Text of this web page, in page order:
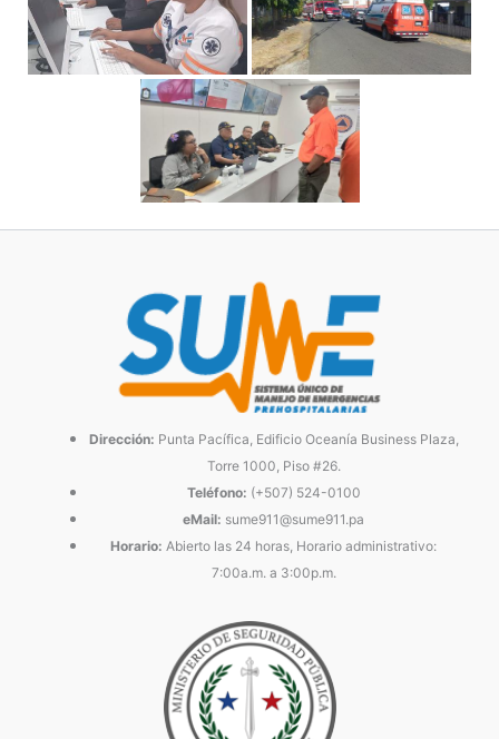
Dirección: Punta Pacífica, Edificio Oceanía Business Plaza,
Torre 1000, Piso #26.
Teléfono: (+507) 524-0100
eMail: sume911@sume911.pa
Horario: Abierto las 24 horas, Horario administrativo:
7:00a.m. a 3:00p.m.